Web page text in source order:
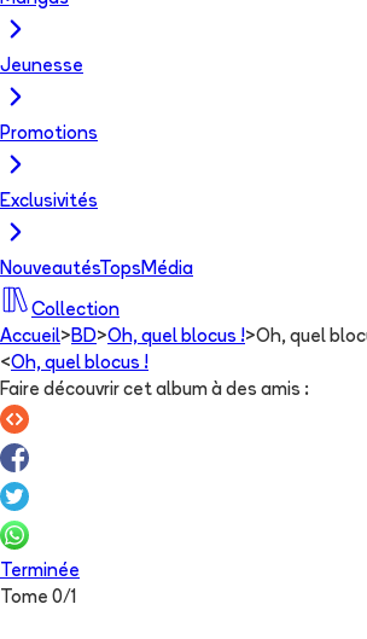
Jeunesse
Promotions
Exclusivités
NouveautésTops Média
Collection
Accueil> BD>Oh, quel blocus !>Oh, quel
<Oh, quel blocus !
Faire découvrir cet album à des amis :
Terminée
Tome 0/1